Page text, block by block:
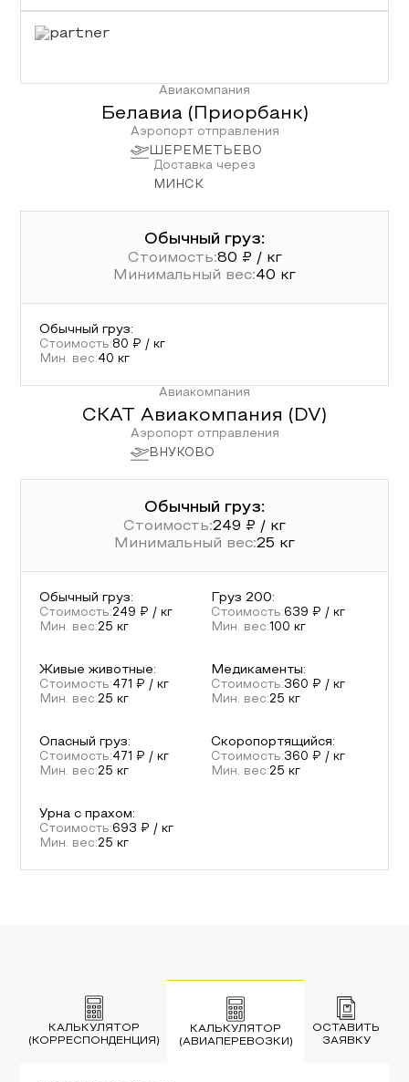
Авиакомпания
Белавиа (Приорбанк)
Аэропорт отправления
ШЕРЕМЕТЬЕВО
Доставка через
МИНСК
Обычный груз:
Стоимость:80 ₽ / кг
Минимальный вес:40 кг
Обычный груз:
Стоимость:80 ₽ / кг
Мин. вес:40 кг
Авиакомпания
СКАТ Авиакомпания ( DV)
Аэропорт отправления
ВНУКОВО
Обычный груз:
Стоимость:249 ₽ / кг
Минимальный вес:25 кг
Обычный груз:
Стоимость:249 ₽ / кг
Мин. вес:25 кг
Груз 200:
Стоимость:639 ₽ / кг
Мин. вес:100 кг
Живые животные:
Стоимость:471
₽ / кг
Мин. вес:25 кг
Медикаменты:
Стоимость:360 ₽ / кг
Мин. вес:25 кг
Опасный груз:
Стоимость:471
₽ / кг
Мин. вес:25 кг
Скоропортящийся:
Стоимость:360 ₽ / кг
Мин. вес:25 кг
Урна с прахом:
Стоимость:693 ₽ / кг
Мин. вес:25 кг
КАЛЬКУЛЯТОР
(КОРРЕСПОНДЕНЦИЯ)
КАЛЬКУЛЯТОР
(АВИАПЕРЕВОЗКИ)
ОСТАВИТЬ
ЗАЯВКУ